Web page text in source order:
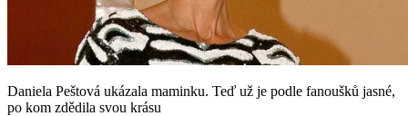
Daniela Peštová ukázala maminku. Teď už je podle fanoušků jasné,
po kom zdědila svou krásu